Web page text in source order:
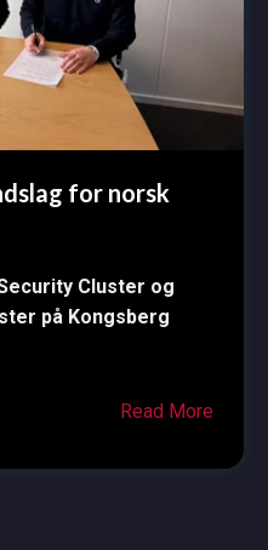
for norsk
Cluster og
på Kongsberg
Read More